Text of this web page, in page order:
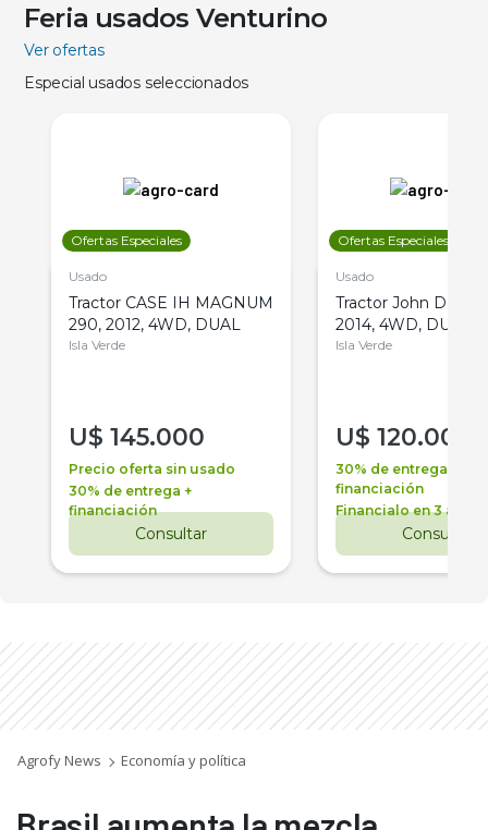
Feria usados Venturino
Ver ofertas
Especial usados seleccionados
Ofertas Especiales
Usado
Tractor CASE IH MAGNUM
290, 2012, 4WD, DUAL
Isla Verde
U$ 145.000
Precio oferta sin usado
30% de entrega +
financiación
Consultar
Ofertas Especiales
Usado
Tractor John Deere
2014, 4WD, DUAL
Isla Verde
U$ 120.000
30% de entrega +
financiación
Financialo en 3 años
Consultar
Agrofy News Economía y política